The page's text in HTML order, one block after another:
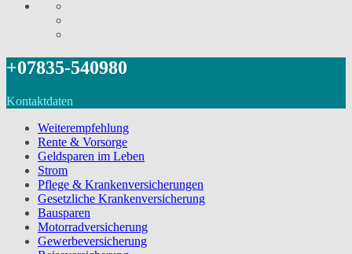
+07835-540980
Kontaktdaten
Weiterempfehlung
Rente & Vorsorge
Geldsparen im Leben
Strom
Pflege & Krankenversicherungen
Gesetzliche Krankenversicherung
Bausparen
Motorradversicherung
Gewerbeversicherung